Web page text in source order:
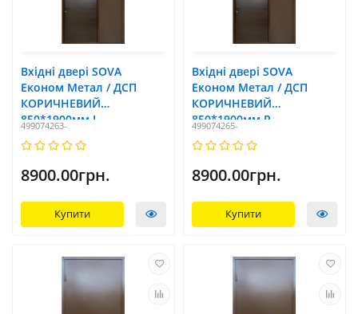
Вхідні двері SOVA
Економ Метал / ДСП
КОРИЧНЕВИЙ
850*1900мм L
499074263-
8900.00грн.
Купити
Вхідні двері SOVA
Економ Метал / ДСП
КОРИЧНЕВИЙ
850*1900мм R
499074265-
8900.00грн.
Купити